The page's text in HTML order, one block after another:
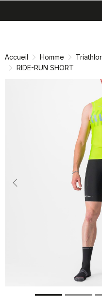
directement
navigation
directement
Accueil Homme
RIDE-RUN SHORT
Previous